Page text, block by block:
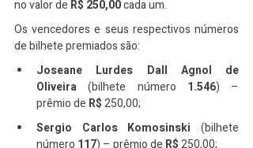
no valor de R$ 250,00 cada um.
Os vencedores e seus respectivos números
de bilhete premiados são:
Joseane Lurdes Dall Agnol de
Oliveira (bilhete número 1.546) –
prêmio de R$ 250,00;
Sergio Carlos Komosinski (bilhete
número 117) – prêmio de R$ 250,00;